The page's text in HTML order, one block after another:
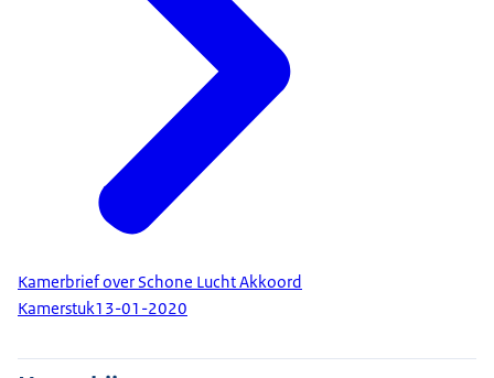
Kamerbrief over Schone Lucht Akkoord
Kamerstuk13-01-2020